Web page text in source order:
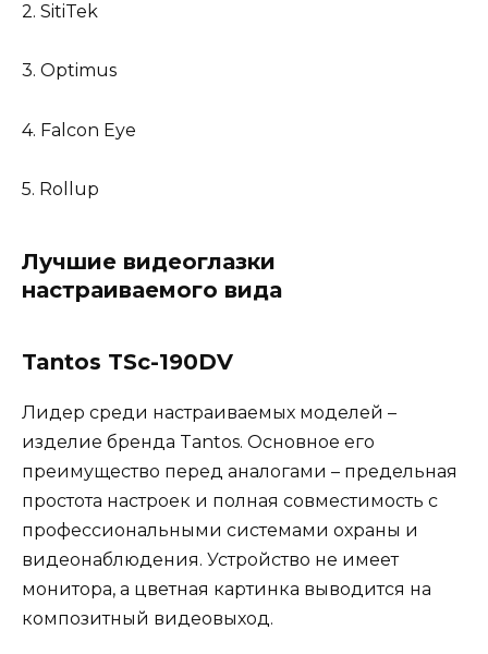
2. SitiTek
3. Optimus
4. Falcon Eye
5. Rollup
Лучшие видеоглазки
настраиваемого вида
Tantos TSc-190DV
Лидер среди настраиваемых моделей –
изделие бренда Tantos. Основное его
преимущество перед аналогами – предельная
простота настроек и полная совместимость с
профессиональными системами охраны и
видеонаблюдения. Устройство не имеет
монитора, а цветная картинка выводится на
композитный видеовыход.